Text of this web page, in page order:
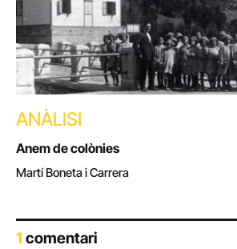
ANÀLISI
Anem de colònies
Martí Boneta i Carrera
1 comentari